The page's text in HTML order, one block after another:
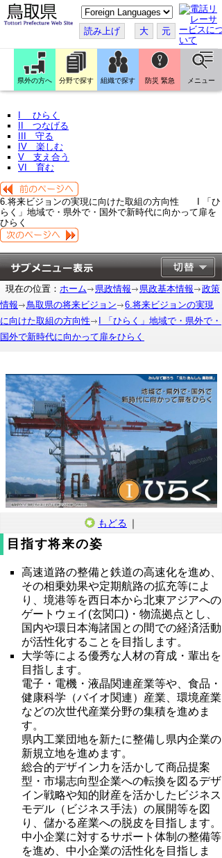
こ
の
ペ
ー
ジ
翻
訳
す
読み上げ 大 元
県外の方へ 分野で探す 組織で探す 防災 緊急 メニュー
I ひらく
II つなげる
III 守る
IV 楽しむ
V 支え合う
VI 育む
6.将来ビジョンの実現に向けた取組の方向性 I 「ひ
らく」地域で・県外で・国外で新時代に向かって扉を
ひらく
現在の位置： ホーム 県政情報 県政基本情報
政策
情報
鳥取県の将来ビジョン
6.将来ビジョンの実現
に向けた取組の方向性
I 「ひらく」地域で・県外で・
国外で新時代に向かって扉をひらく
もどる ｜
目指す将来の姿
高速道路の整備と鉄道の高速化を進め、
その相乗効果や定期航路の拡充等によ
り、境港等を西日本から北東アジアへの
ゲートウェイ(玄関口)・物流拠点とし、
国内や環日本海諸国との間での経済活動
が活性化することを目指します。
大学等による優秀な人材の育成・輩出を
目指します。
電子・電機・液晶関連産業等や、食品・
健康科学（バイオ関連）産業、環境産業
などの次世代産業分野の集積を進めま
す。
県内工業団地を新たに整備し県内企業の
新規立地を進めます。
総合的デザイン力を活かして商品提案
型・市場志向型企業への転換を図るデザ
イン戦略や知的財産を活かしたビジネス
モデル（ビジネス手法）の展開等を図
り、儲かる産業への脱皮を目指します。
中小企業に対するサポート体制の整備等
を進め、中小企業の活性化を目指しま